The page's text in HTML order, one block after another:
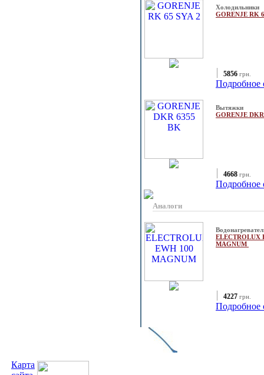
Холодильники
GORENJE RK
5856 грн.
Подробное
Вытяжки
GORENJE
4668 грн.
Подробное
Аналоги
ELECTROLUX
MAGNUM
4227 грн.
Подробное
Карта